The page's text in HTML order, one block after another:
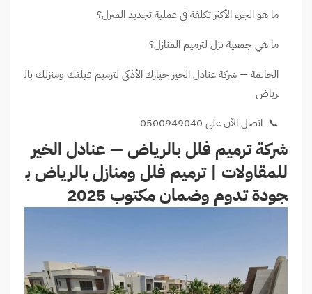
ما هو الجزء الأكثر تكلفة في عملية تجديد المنزل؟
ما هي جمعية نزل لترميم المنازل؟
الخاتمة — شركة عنادل الخير خيارك الأذكى لترميم فيلتك ومنزلك بال
رياض
📞 اتصل الآن على 0500949040
شركة ترميم فلل بالرياض — عنادل الخير
للمقاولات | ترميم فلل ومنازل بالرياض ب
جودة تدوم وضمان مكتوب 2025